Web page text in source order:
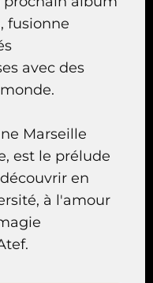
fusionne
avec des
Marseille
est le prélude
en
à l'amour